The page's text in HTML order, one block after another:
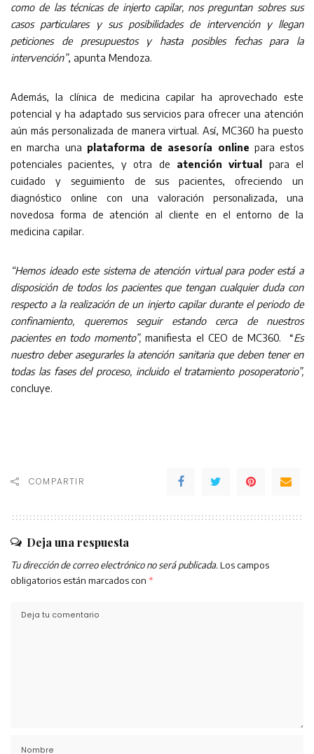
como de las técnicas de injerto capilar, nos preguntan sobres sus
casos particulares y sus posibilidades de intervención y llegan
peticiones de presupuestosy hasta posibles fechas para la
intervención”, apunta Mendoza.
Además, la clínica de medicina capilar ha aprovechado este
potencial y ha adaptado sus servicios para ofrecer una atención
aún más personalizada de manera virtual. Así, MC360 ha puesto
en marcha una plataforma de asesoría online para estos
potenciales pacientes, y otra de atención virtual para el
cuidado y seguimiento de sus pacientes, ofreciendo un
diagnóstico online con una valoración personalizada, una
novedosa forma de atención al cliente en el entorno de la
medicina capilar.
“Hemos ideado este sistema de atención virtual para poder está a
disposición de todos los pacientes que tengan cualquier duda con
respecto a la realización de un injerto capilar durante el periodo de
confinamiento, queremos seguir estando cerca de nuestros
pacientes en todo momento”,manifiesta el CEO de MC360. “Es
nuestro deber asegurarles la atención sanitaria que deben tener en
todas las fases del proceso, incluido el tratamiento posoperatorio”,
concluye.
COMPARTIR
Deja una respuesta
Tu dirección de correo electrónico no será publicada. Los campos
obligatorios están marcados con *